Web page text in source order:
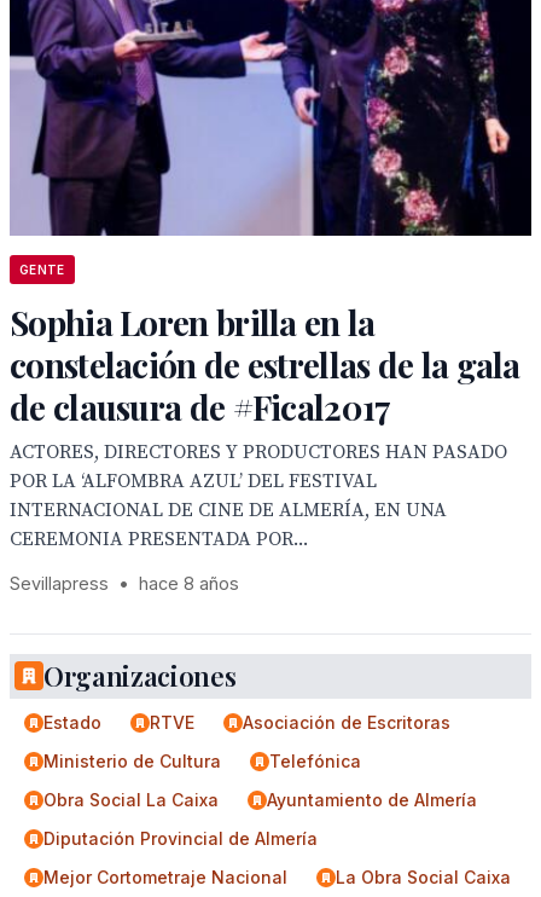
GENTE
Sophia Loren brilla en la
constelación de estrellas de la gala
de clausura de #Fical2017
ACTORES, DIRECTORES Y PRODUCTORES HAN PASADO
POR LA ‘ALFOMBRA AZUL’ DEL FESTIVAL
INTERNACIONAL DE CINE DE ALMERÍA, EN UNA
CEREMONIA PRESENTADA POR...
Sevillapress • hace 8 años
Organizaciones
Estado RTVE
Asociación de Escritoras
Ministerio de Cultura
Telefónica
Obra Social La Caixa
Ayuntamiento de Almería
Diputación Provincial de Almería
Mejor Cortometraje Nacional
La Obra Social Caixa